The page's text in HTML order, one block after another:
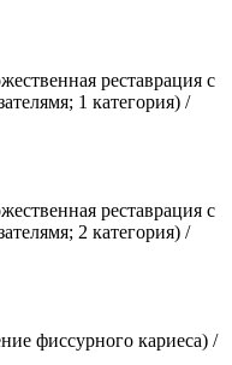
реставрация с
1 категория) /
реставрация с
2 категория) /
фиссурного кариеса) /